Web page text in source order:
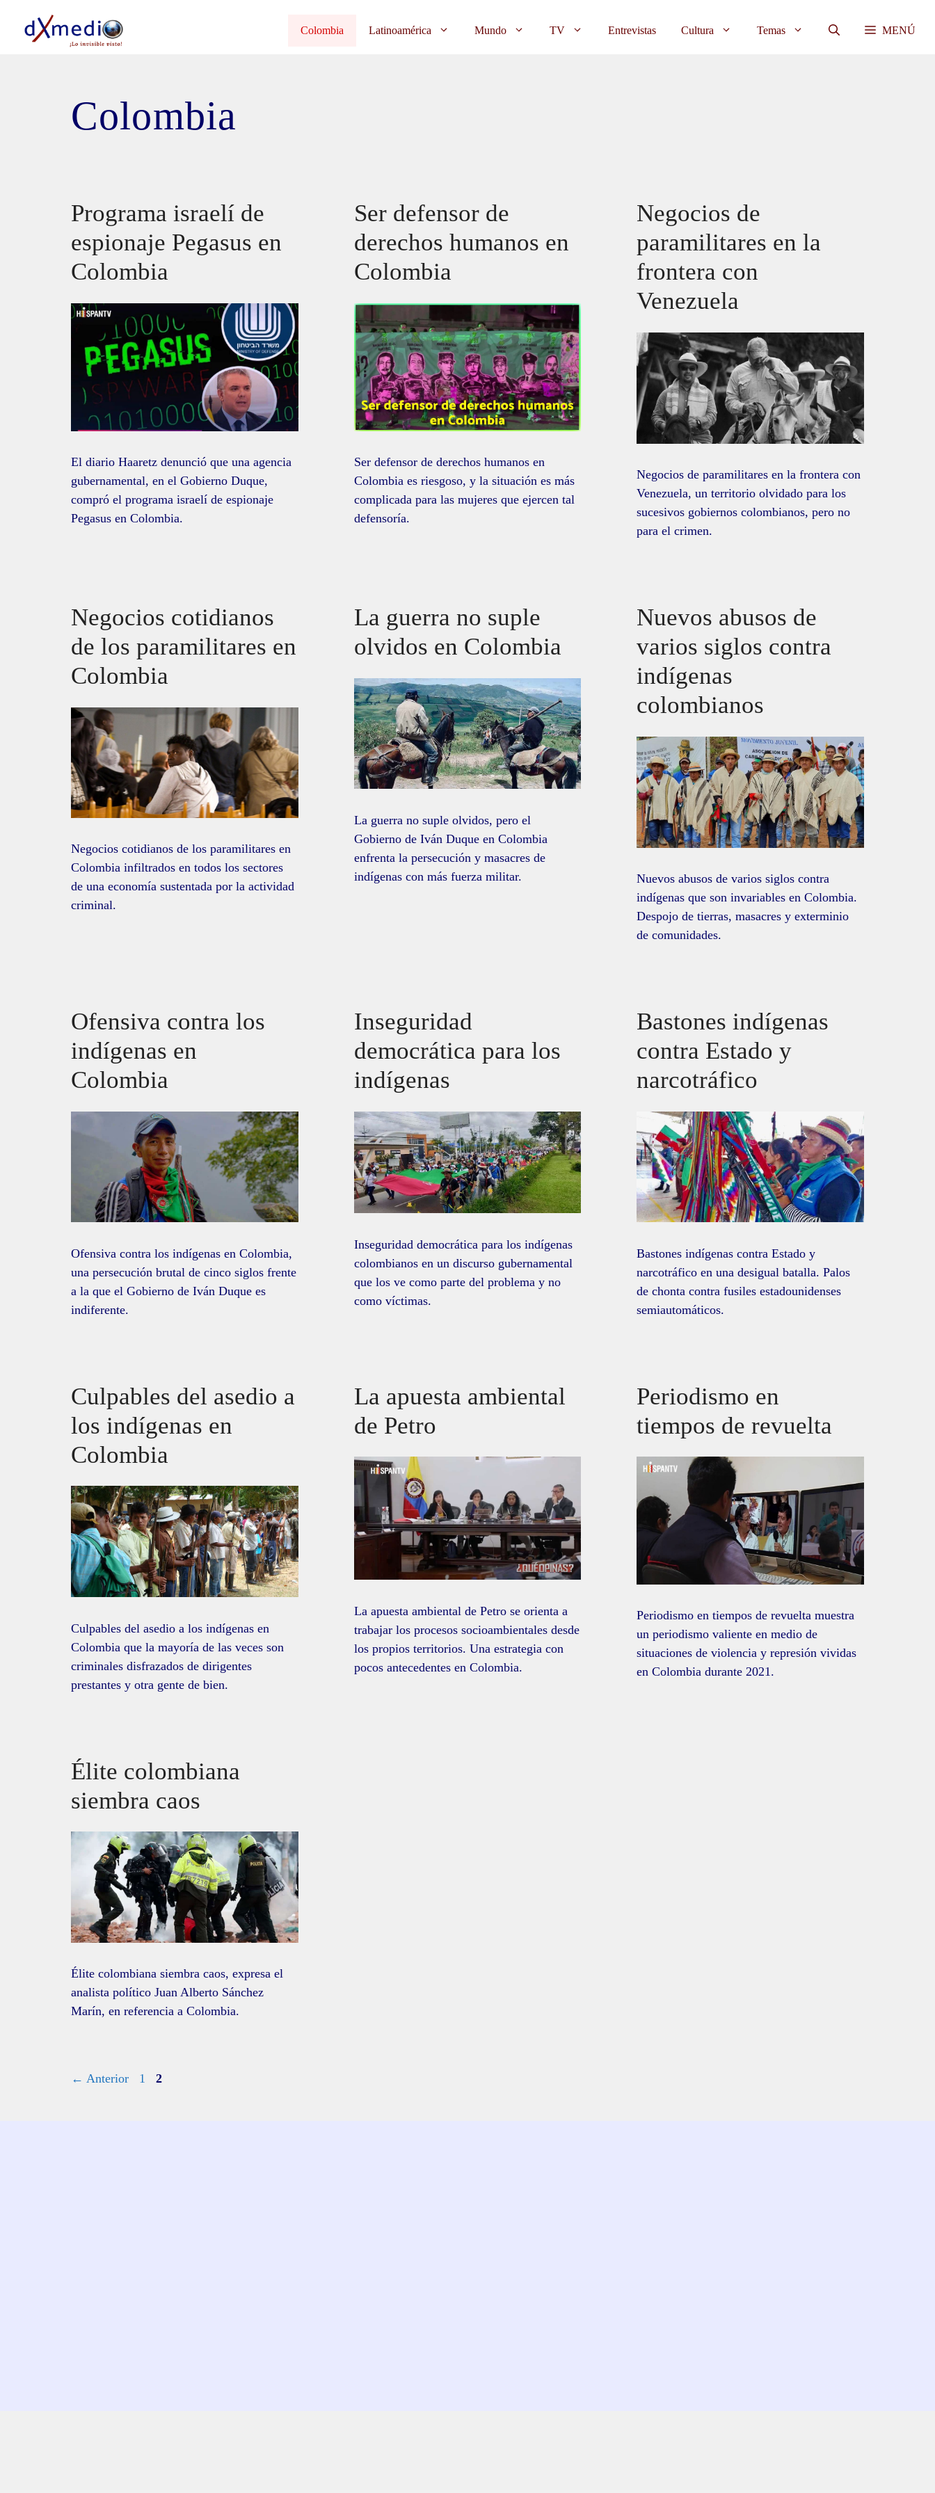
contenido
Colombia Latinoamérica Mundo TV Entrevistas Cultura Temas MENÚ
Colombia
Programa israelí de
espionaje Pegasus en
Colombia
El diario Haaretz denunció que una agencia
gubernamental, en el Gobierno Duque,
compró el programa israelí de espionaje
Pegasus en Colombia.
Ser defensor de
derechos humanos en
Colombia
Ser defensor de derechos humanos en
Colombia es riesgoso, y la situación es más
complicada para las mujeres que ejercen tal
defensoría.
Negocios de
paramilitares en la
frontera con
Venezuela
Negocios de paramilitares en la frontera con
Venezuela, un territorio olvidado para los
sucesivos gobiernos colombianos, pero no
para el crimen.
Negocios cotidianos
de los paramilitares en
Colombia
Negocios cotidianos de los paramilitares en
Colombia infiltrados en todos los sectores
de una economía sustentada por la actividad
criminal.
La guerra no suple
olvidos en Colombia
La guerra no suple olvidos, pero el
Gobierno de Iván Duque en Colombia
enfrenta la persecución y masacres de
indígenas con más fuerza militar.
Nuevos abusos de
varios siglos contra
indígenas
colombianos
Nuevos abusos de varios siglos contra
indígenas que son invariables en Colombia.
Despojo de tierras, masacres y exterminio
de comunidades.
Ofensiva contra los
indígenas en
Colombia
Ofensiva contra los indígenas en Colombia,
una persecución brutal de cinco siglos frente
a la que el Gobierno de Iván Duque es
indiferente.
Inseguridad
democrática para los
indígenas
Inseguridad democrática para los indígenas
colombianos en un discurso gubernamental
que los ve como parte del problema y no
como víctimas.
Bastones indígenas
contra Estado y
narcotráfico
Bastones indígenas contra Estado y
narcotráfico en una desigual batalla. Palos
de chonta contra fusiles estadounidenses
semiautomáticos.
Culpables del asedio a
los indígenas en
Colombia
Culpables del asedio a los indígenas en
Colombia que la mayoría de las veces son
criminales disfrazados de dirigentes
prestantes y otra gente de bien.
La apuesta ambiental
de Petro
La apuesta ambiental de Petro se orienta a
trabajar los procesos socioambientales desde
los propios territorios. Una estrategia con
pocos antecedentes en Colombia.
Periodismo en
tiempos de revuelta
Periodismo en tiempos de revuelta muestra
un periodismo valiente en medio de
situaciones de violencia y represión vividas
en Colombia durante 2021.
Élite colombiana
siembra caos
Élite colombiana siembra caos, expresa el
analista político Juan Alberto Sánchez
Marín, en referencia a Colombia.
← Anterior Página
1 Página
2